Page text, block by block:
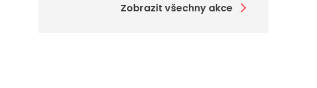
Zobrazit všechny akce